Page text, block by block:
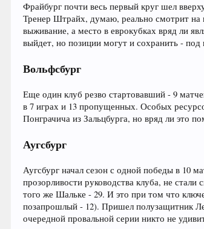
Фрайбург почти весь первый круг шел
Тренер Штрайх, думаю, реально смотрит на
выживание, а место в еврокубках вряд ли
выйдет, но позиции могут и сохранить -
Вольфсбург
Еще один клуб резво стартовавший - 9
в 7 играх и 13 пропущенных. Особых
Понграчича из Зальцбурга, но вряд ли это
Аугсбург
Аугсбург начал сезон с одной победы в 10
прозорливости руководства клуба, не
того же Шальке - 29. И это при том что
позапрошлый - 12). Пришел полузащитник
очередной провальной серии никто не